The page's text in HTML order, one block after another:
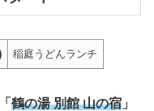
稲庭うどんランチ
「 鶴の湯 別館 山の宿 」